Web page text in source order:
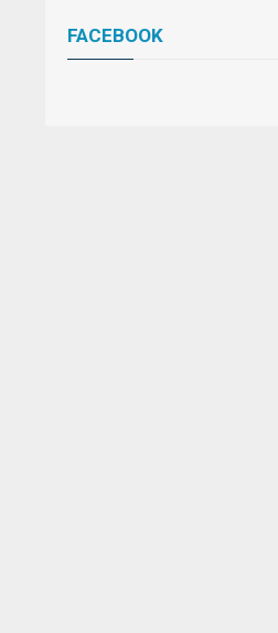
FACEBOOK